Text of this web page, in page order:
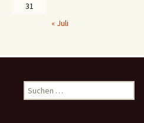
31
« Juli
u